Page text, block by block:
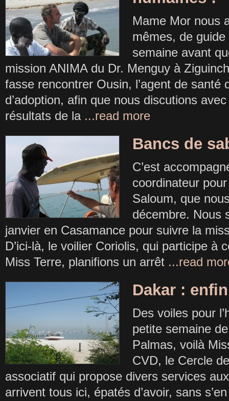
Mame Mor nous
mêmes, de
semaine avant
mission ANIMA du Dr. Menguy à
fasse rencontrer Ousin, l’agent de santé
d’adoption, afin que nous discutions
résultats de la ...read more
Bancs de
C’est
coordinateur
Saloum, que
décembre. Nous
janvier en Casamance pour suivre la
D’ici-là, le voilier Coriolis, qui participe à
Miss Terre, planifions un arrêt ...read
Dakar :
Des voiles pour
petite semaine
Palmas, voilà
CVD, le Cercle
associatif qui propose divers services
arrivent tous ici, épatés d’avoir, sans